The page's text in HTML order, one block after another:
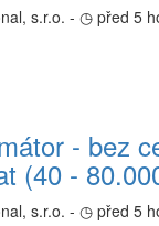
s.r.o. - ◷ před 5
- bez
(40 -
s.r.o. - ◷ před 5